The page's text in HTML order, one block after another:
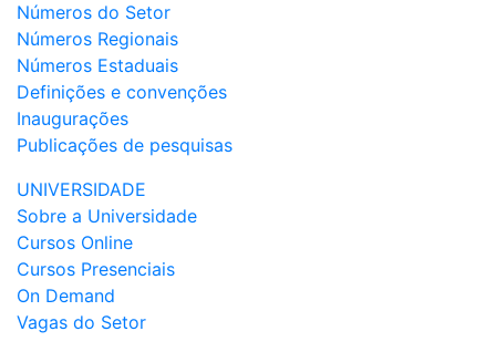
Números do Setor
Números Regionais
Números Estaduais
Definições e convenções
Inaugurações
Publicações de pesquisas
UNIVERSIDADE
Sobre a Universidade
Cursos Online
Cursos Presenciais
On Demand
Vagas do Setor